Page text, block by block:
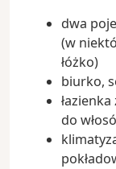
dwa
(w
łóżko)
biurko,
do